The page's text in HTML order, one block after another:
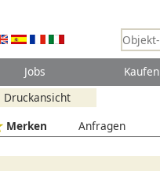
Jobs Kaufen
Druckansicht
Anfragen
Merken